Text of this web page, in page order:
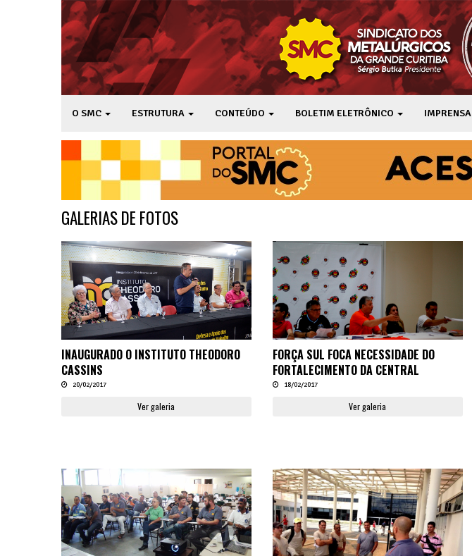
O SMC ESTRUTURA CONTEÚDO BOLETIM ELETRÔNICO IMPRENSA
GALERIAS DE FOTOS
INAUGURADO O INSTITUTO THEODORO
CASSINS
20/02/2017
Ver galeria
FORÇA SUL FOCA NECESSIDADE DO
FORTALECIMENTO DA CENTRAL
18/02/2017
Ver galeria